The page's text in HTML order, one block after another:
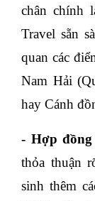
chân chính
Travel sẵn
quan các
Nam Hải
hay Cánh
- Hợp
thỏa thuận
sinh thêm